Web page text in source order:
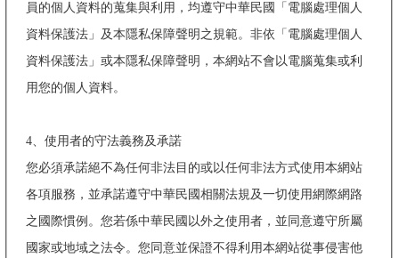
員的個人資料的蒐集與利用，均遵守中華民國「電腦處理個人
資料保護法」及本隱私保障聲明之規範。非依「電腦處理個人
資料保護法」或本隱私保障聲明，本網站不會以電腦蒐集或利
用您的個人資料。
4、使用者的守法義務及承諾
您必須承諾絕不為任何非法目的或以任何非法方式使用本網站
各項服務，並承諾遵守中華民國相關法規及一切使用網際網路
之國際慣例。您若係中華民國以外之使用者，並同意遵守所屬
國家或地域之法令。您同意並保證不得利用本網站從事侵害他